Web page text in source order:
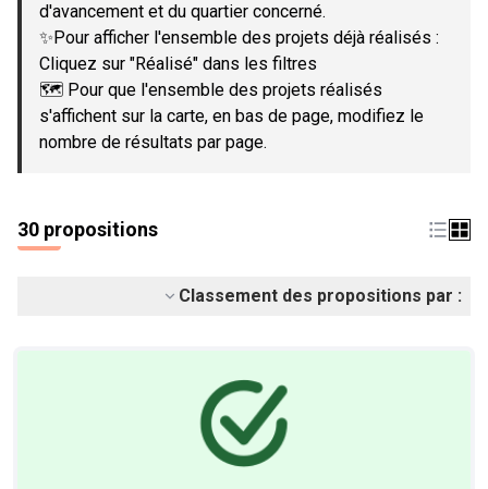
d'avancement et du quartier concerné.
✨Pour afficher l'ensemble des projets déjà réalisés :
Cliquez sur "Réalisé" dans les filtres
🗺️ Pour que l'ensemble des projets réalisés
s'affichent sur la carte, en bas de page, modifiez le
nombre de résultats par page.
30 propositions
Classement des propositions par :